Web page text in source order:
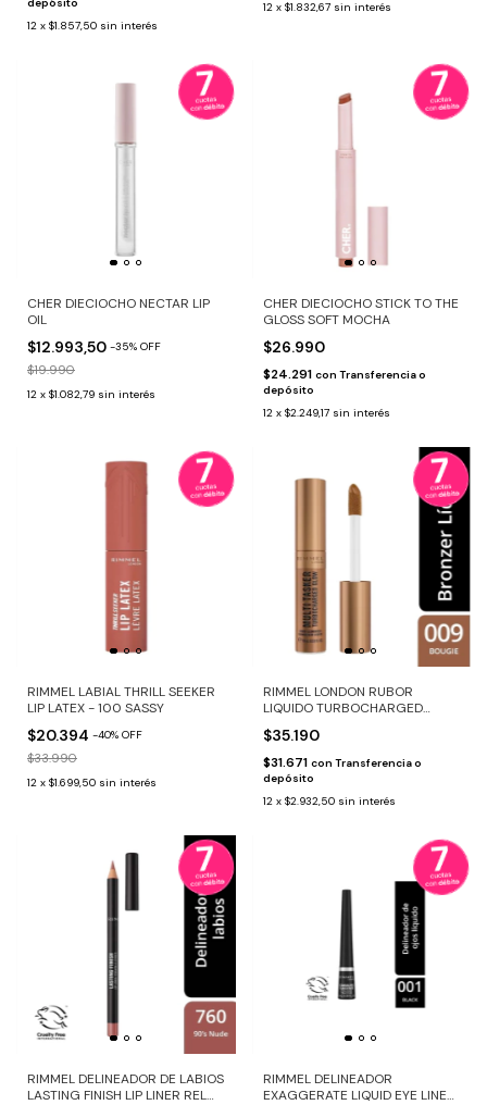
12 x $1.857,50 sin interés
12 x $1.832,67 sin interés
CHER DIECIOCHO NECTAR LIP
OIL
$12.993,50 -35% OFF
$19.990
12 x $1.082,79 sin interés
CHER DIECIOCHO STICK TO THE
GLOSS SOFT MOCHA
$26.990
$24.291 con Transferencia o
depósito
12 x $2.249,17 sin interés
RIMMEL LABIAL THRILL SEEKER
LIP LATEX - 100 SASSY
$20.394 -40% OFF
$33.990
12 x $1.699,50 sin interés
RIMMEL LONDON RUBOR
LIQUIDO TURBOCHARGED
$35.190
$31.671 con Transferencia o
depósito
12 x $2.932,50 sin interés
RIMMEL DELINEADOR DE LABIOS
LASTING FINISH LIP LINER REL
RIMMEL DELINEADOR
EXAGGERATE LIQUID EYE LINER